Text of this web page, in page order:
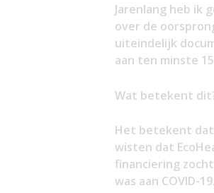
Jarenlang heb ik
over de
uiteindelijk
aan ten minste
Wat betekent
Het betekent dat
wisten dat
financiering
was aan COVID-19.